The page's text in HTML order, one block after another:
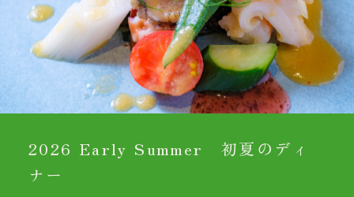
2026 Early Summer 初夏のディ
ナー